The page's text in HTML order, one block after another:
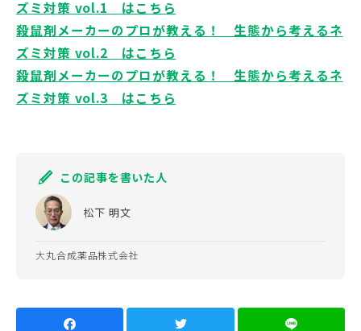
ズミ対策 vol.1 はこちら
殺鼠剤メーカーのプロが教える！ 生態から考えるネ
ズミ対策 vol.2 はこちら
殺鼠剤メーカーのプロが教える！ 生態から考えるネ
ズミ対策 vol.3 はこちら
この記事を書いた人
松下 明文
大丸合成薬品株式会社